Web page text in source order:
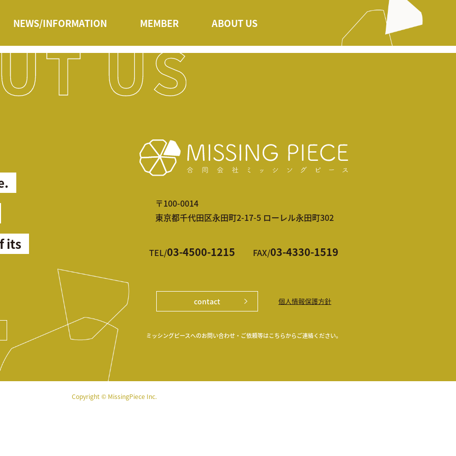
NEWS/INFORMATION MEMBER ABOUT US
its
〒100-0014
東京都千代田区永田町2-17-5 ローレル永田町302
TEL/03-4500-1215 FAX/03-4330-1519
contact 個人情報保護方針
ミッシングピースへのお問い合わせ・ご依頼等はこちらからご連絡ください。
Copyright © MissingPiece Inc.